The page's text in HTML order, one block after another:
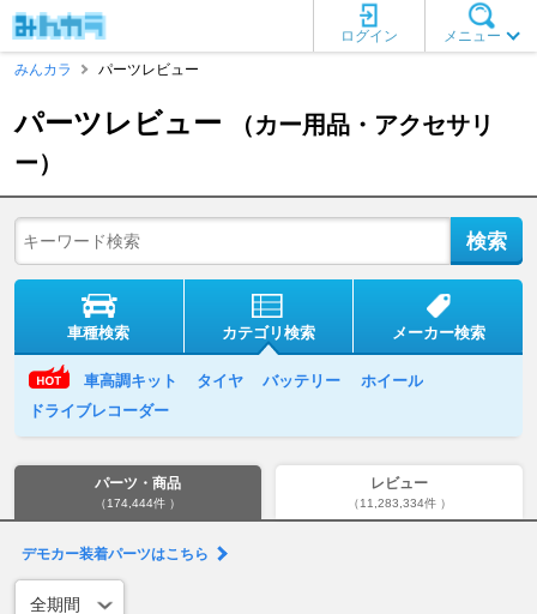
メニュー
ログイン
みんカラ
パーツレビュー
パーツレビュー
（カー用品・アクセサリ
ー）
車種検索 カテゴリ検索 メーカー検索
車高調キット タイヤ バッテリー
ホイール
ドライブレコーダー
パーツ・商品
（174,444件 ）
レビュー
（11,283,334件 ）
デモカー装着パーツはこちら